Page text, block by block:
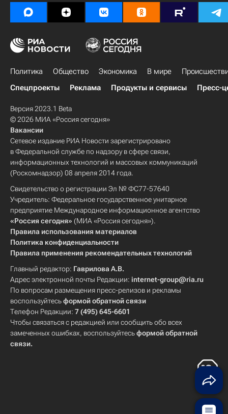
Политика Общество Экономика В мире
Спецпроекты
Реклама Продукты и сервисы Пресс-
Версия 2023.1 Beta
© 2026 МИА «Россия сегодня»
Вакансии
Сетевое издание РИА Новости зарегистрировано
в Федеральной службе по надзору в сфере связи,
информационных технологий и массовых коммуникаций
(Роскомнадзор) 08 апреля 2014 года.
Свидетельство о регистрации Эл № ФС77-57640
Учредитель: Федеральное государственное унитарное
предприятие Международное информационное агентство
«Россия сегодня» (МИА «Россия сегодня»).
Правила использования материалов
Политика конфиденциальности
Правила применения рекомендательных технологий
Главный редактор: Гаврилова А.В.
Адрес электронной почты Редакции: internet-group@ria.ru
По вопросам размещения пресс-релизов и рекламы
воспользуйтесьформой обратной связи
Телефон Редакции: 7 (495) 645-6601
Чтобы связаться с редакцией или сообщить обо всех
замеченных ошибках, воспользуйтесьформой обратной
связи.